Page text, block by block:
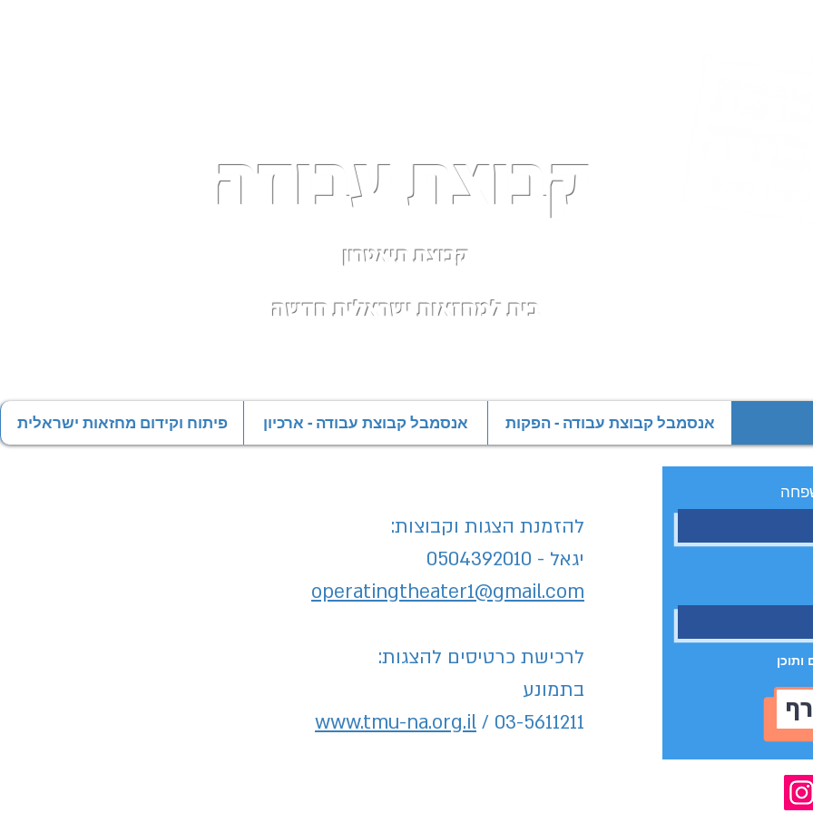
קבוצת עבודה
קבוצת תיאטרון
בית למחזאות ישראלית חדשה
אנסמבל קבוצת עבודה - הפקות אנסמבל קבוצת עבודה - ארכיון פיתוח וקידום מחזאות ישראלית
להזמנת הצגות וקבוצות:
יגאל - 0504392010
operatingtheater1@gmail.com
לרכישת כרטיסים להצגות:
בתמונע
www.tmu-na.org.il / 03-5611211